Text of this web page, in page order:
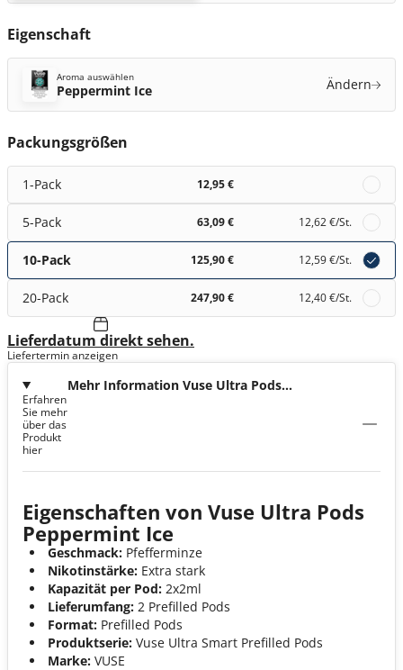
Eigenschaft
Aroma auswählen
Peppermint Ice Ändern
Packungsgrößen
1-Pack 12,95 €
5-Pack 63,09 € 12,62 €/St.
10-Pack 125,90 € 12,59 €/St.
20-Pack 247,90 € 12,40 €/St.
Lieferdatum direkt sehen.
Liefertermin anzeigen
Mehr Information Vuse Ultra Pods
Erfahren
Sie mehr
über das
Produkt
hier
Eigenschaften von Vuse Ultra Pods
Peppermint Ice
Geschmack: Pfefferminze
Nikotinstärke: Extra stark
Kapazität per Pod: 2x2ml
Lieferumfang: 2 Prefilled Pods
Format: Prefilled Pods
Produktserie: Vuse Ultra Smart Prefilled Pods
Marke: VUSE